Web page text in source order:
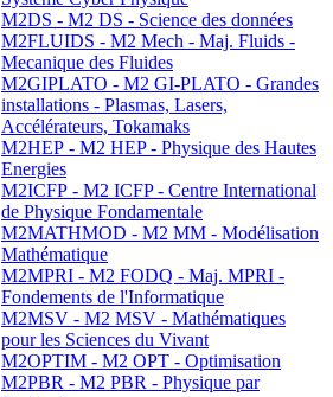
M2DS - M2 DS - Science des données
M2FLUIDS - M2 Mech - Maj. Fluids -
Mecanique des Fluides
M2GIPLATO - M2 GI-PLATO - Grandes
installations - Plasmas, Lasers,
Accélérateurs, Tokamaks
M2HEP - M2 HEP - Physique des Hautes
Energies
M2ICFP - M2 ICFP - Centre International
de Physique Fondamentale
M2MATHMOD - M2 MM - Modélisation
Mathématique
M2MPRI - M2 FODQ - Maj. MPRI -
Fondements de l'Informatique
M2MSV - M2 MSV - Mathématiques
pour les Sciences du Vivant
M2OPTIM - M2 OPT - Optimisation
M2PBR - M2 PBR - Physique par